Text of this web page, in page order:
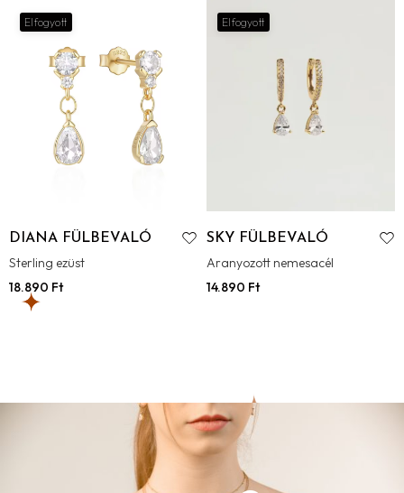
Elfogyott
DIANA FÜLBEVALÓ
Sterling ezüst
18.890 Ft
Elfogyott
SKY FÜLBEVALÓ
Aranyozott nemesacél
14.890 Ft